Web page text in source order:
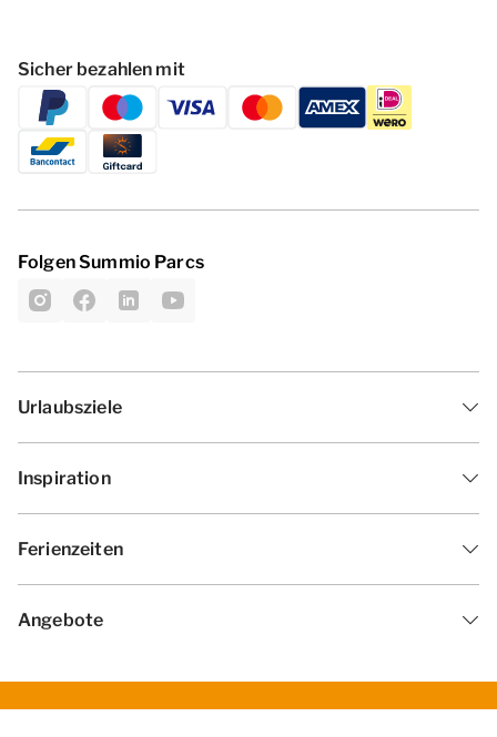
Sicher bezahlen mit
Folgen Summio Parcs
Urlaubsziele
Inspiration
Ferienzeiten
Angebote